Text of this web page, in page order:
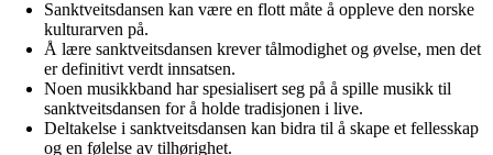
Sanktveitsdansen kan være en flott måte å oppleve den norske
kulturarven på.
Å lære sanktveitsdansen krever tålmodighet og øvelse, men det
er definitivt verdt innsatsen.
Noen musikkband har spesialisert seg på å spille musikk til
sanktveitsdansen for å holde tradisjonen i live.
Deltakelse i sanktveitsdansen kan bidra til å skape et fellesskap
og en følelse av tilhørighet.